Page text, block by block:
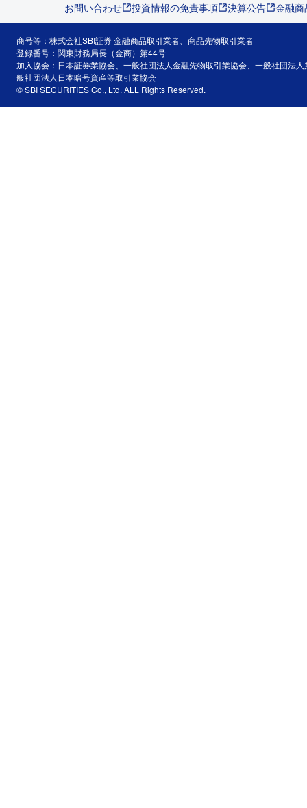
お問い合わせ 投資情報の免責事項 決算公告 金融
商号等：株式会社SBI証券 金融商品取引業者、商品先物取引業者
登録番号：関東財務局長（金商）第44号
加入協会：日本証券業協会、一般社団法人金融先物取引業協会、一般社団法
般社団法人日本暗号資産等取引業協会
© SBI SECURITIES Co., Ltd. ALL Rights Reserved.